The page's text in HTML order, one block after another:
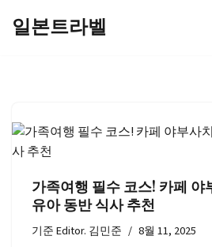
건
뛰
일본트라벨
가족여행 필수 코스! 카페
유아 동반 식사 추천
기준Editor. 김민준 8월 11, 2025